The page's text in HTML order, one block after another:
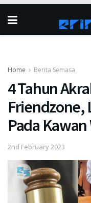
Home Berita Semasa
4 Tahun
Friendzone,
Pada
2nd February 2023